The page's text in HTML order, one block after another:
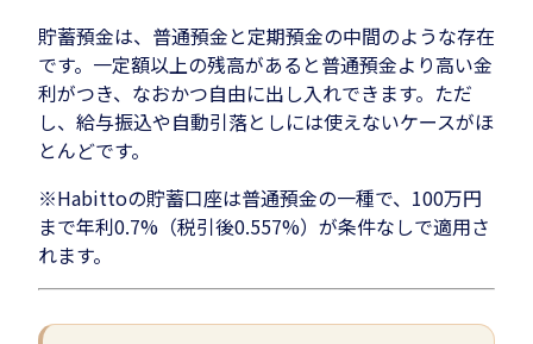
貯蓄預金は、普通預金と定期預金の中間のような存在
です。一定額以上の残高があると普通預金より高い金
利がつき、なおかつ自由に出し入れできます。ただ
し、給与振込や自動引落としには使えないケースがほ
とんどです。
※Habittoの貯蓄口座は普通預金の一種で、100万円
まで年利0.7%（税引後0.557%）が条件なしで適用さ
れます。